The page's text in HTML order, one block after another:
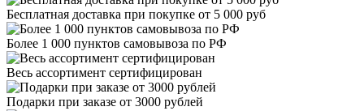
Бесплатная доставка при покупке от 5 000 руб
Более 1 000 пунктов самовывоза по РФ
Весь ассортимент сертифицирован
Подарки при заказе от 3000 рублей